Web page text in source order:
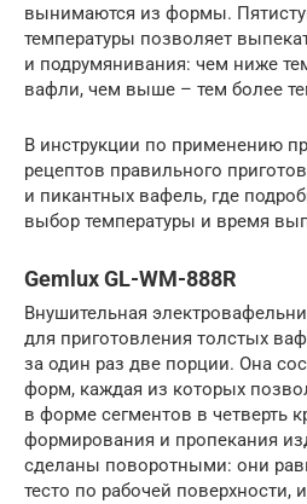
вынимаются из формы.
температуры позволяет
и подрумянивания: чем ниже
вафли, чем выше – тем более
В инструкции по применению
рецептов правильного
и пикантных вафель, где
выбор температуры и время
Gemlux GL-WM-888R
Внушительная
для приготовления толстых
за один раз две порции. Она
форм, каждая из которых
в форме сегментов ­в четверть
формирования и пропекания
сделаны поворотными: они
тесто по рабочей поверхности,